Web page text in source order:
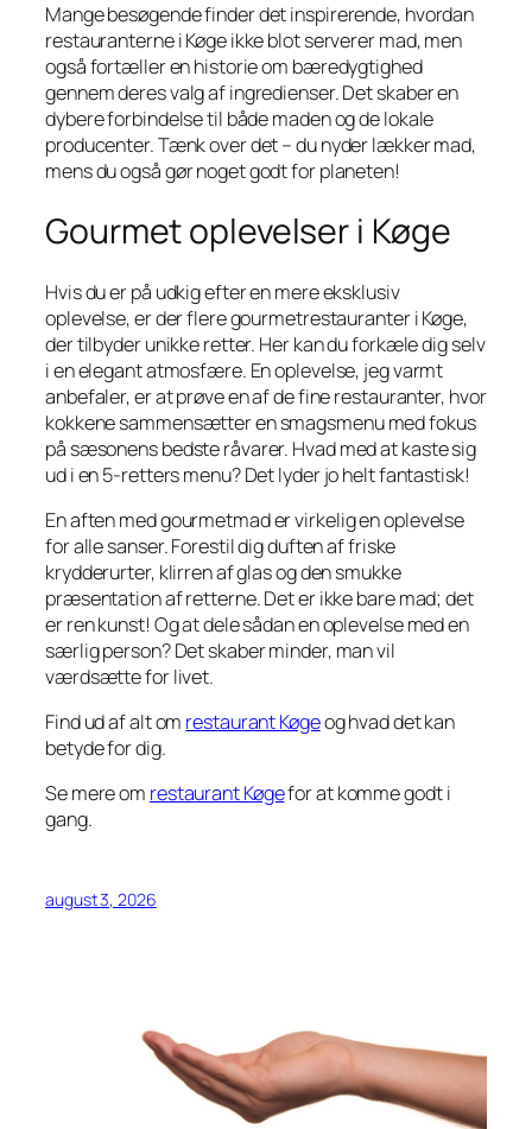
Mange besøgende finder det inspirerende, hvordan
restauranterne i Køge ikke blot serverer mad, men
også fortæller en historie om bæredygtighed
gennem deres valg af ingredienser. Det skaber en
dybere forbindelse til både maden og de lokale
producenter. Tænk over det – du nyder lækker mad,
mens du også gør noget godt for planeten!
Gourmet oplevelser i Køge
Hvis du er på udkig efter en mere eksklusiv
oplevelse, er der flere gourmetrestauranter i Køge,
der tilbyder unikke retter. Her kan du forkæle dig selv
i en elegant atmosfære. En oplevelse, jeg varmt
anbefaler, er at prøve en af de fine restauranter, hvor
kokkene sammensætter en smagsmenu med fokus
på sæsonens bedste råvarer. Hvad med at kaste sig
ud i en 5-retters menu? Det lyder jo helt fantastisk!
En aften med gourmetmad er virkelig en oplevelse
for alle sanser. Forestil dig duften af friske
krydderurter, klirren af glas og den smukke
præsentation af retterne. Det er ikke bare mad; det
er ren kunst! Og at dele sådan en oplevelse med en
særlig person? Det skaber minder, man vil
værdsætte for livet.
Find ud af alt om restaurant Køgeog hvad det kan
betyde for dig.
Se mere om restaurant Køgefor at komme godt i
gang.
august 3, 2026